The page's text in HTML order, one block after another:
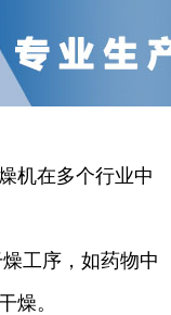
机在多个行业中
工序，如药物中
燥。